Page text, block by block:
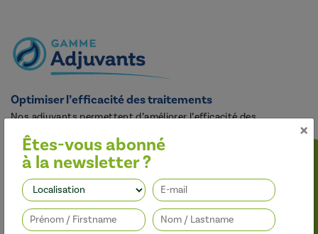
Optimiser l’efficacité des traitements
Nos adjuvants permettent d’améliorer l’efficacité des
herbicides, des fongicides, des insecticides et des régulateurs de
croissance, tout en limitant leur impact sur l’environnement.
×
Êtes-vous abonné
à la newsletter ?